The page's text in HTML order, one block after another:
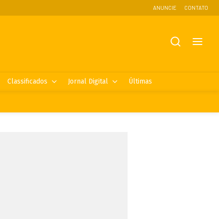
ANUNCIE CONTATO
Classificados Jornal Digital Últimas